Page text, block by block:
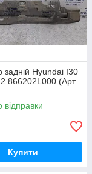
задній Hyundai I30
866202L000 (Арт.
відправки
Купити